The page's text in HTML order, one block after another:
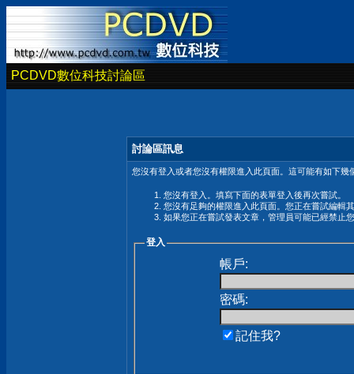
PCDVD數位科技討論區
討論區訊息
您沒有登入或者您沒有權限進入此頁面。這可能有如下幾
您沒有登入。填寫下面的表單登入後再次嘗試。
您沒有足夠的權限進入此頁面。您正在嘗試編輯
如果您正在嘗試發表文章，管理員可能已經禁止
登入
帳戶:
密碼:
記住我?